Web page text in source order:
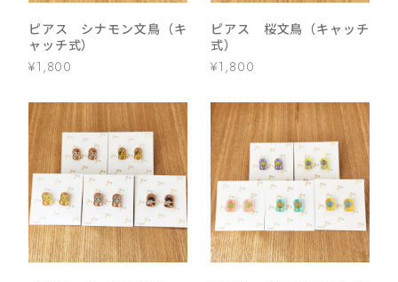
ピアス シナモン文鳥（キ
ャッチ式）
¥1,800
ピアス 桜文鳥（キャッチ
式）
¥1,800